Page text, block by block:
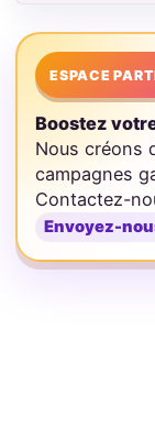
ESPACE
Boostez
Nous créons
campagnes
Contactez-
Envoyez-